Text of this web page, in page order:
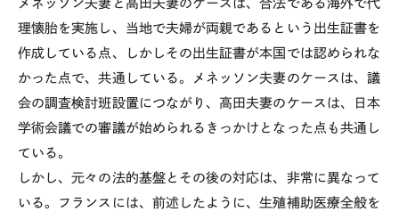
メネッソン夫妻と高田夫妻のケースは、合法である海外で代
理懐胎を実施し、当地で夫婦が両親であるという出生証書を
作成している点、しかしその出生証書が本国では認められな
かった点で、共通している。メネッソン夫妻のケースは、議
会の調査検討班設置につながり、高田夫妻のケースは、日本
学術会議での審議が始められるきっかけとなった点も共通し
ている。
しかし、元々の法的基盤とその後の対応は、非常に異なって
いる。フランスには、前述したように、生殖補助医療全般を